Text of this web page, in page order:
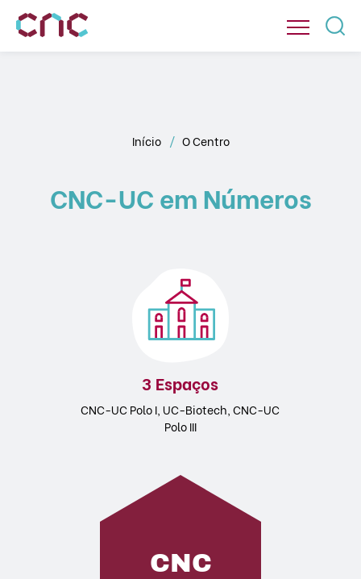
Início O Centro
CNC-UC em Números
3 Espaços
CNC-UC Polo I, UC-Biotech, CNC-UC
Polo III
CNC